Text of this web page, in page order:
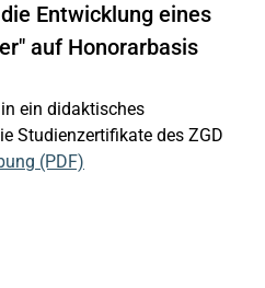
Entwicklung eines
auf Honorarbasis
ein didaktisches
Studienzertifikate des ZGD
(PDF)